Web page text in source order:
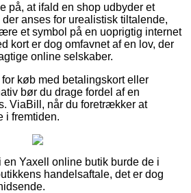
på, at ifald en shop udbyder et
anses for urealistisk tiltalende,
et symbol på en uoprigtig internet
kort er dog omfavnet af en lov, der
online selskaber.
køb med betalingskort eller
bør du drage fordel af en
ViaBill, når du foretrækker at
i fremtiden.
en Yaxell online butik burde de i
handelsaftale, det er dog